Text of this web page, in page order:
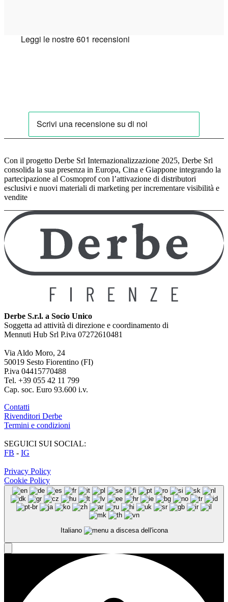
Con il progetto Derbe Srl Internazionalizzazione 2025, Derbe Srl
consolida la sua presenza in Europa, Cina e Giappone integrando la
partecipazione al Cosmoprof con l’attivazione di distributori
esclusivi e nuovi materiali di marketing per incrementare visibilità e
vendite
Derbe S.r.l. a Socio Unico
Soggetta ad attività di direzione e coordinamento di
Mennuti Hub Srl P.iva 07272610481
Via Aldo Moro, 24
50019 Sesto Fiorentino (FI)
P.iva 04415770488
Tel. +39 055 42 11 799
Cap. soc. Euro 93.600 i.v.
Contatti
Rivenditori Derbe
Termini e condizioni
SEGUICI SUI SOCIAL:
FB - IG
Privacy Policy
Cookie Policy
Italiano